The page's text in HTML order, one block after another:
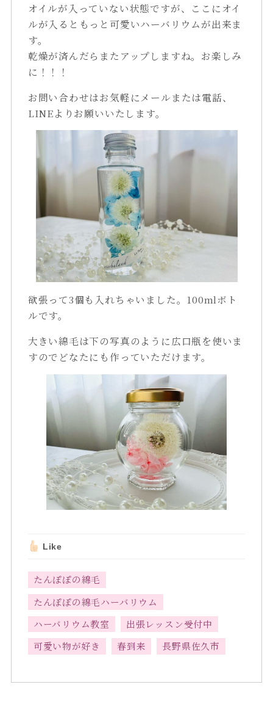
オイルが入っていない状態ですが、ここにオイ
ルが入るともっと可愛いハーバリウムが出来ま
す。
乾燥が済んだらまたアップしますね。お楽しみ
に！！！
お問い合わせはお気軽にメールまたは電話、
LINEよりお願いいたします。
欲張って3個も入れちゃいました。100mlボト
ルです。
大きい綿毛は下の写真のように広口瓶を使いま
すのでどなたにも作っていただけます。
Like
たんぽぽの綿毛
たんぽぽの綿毛ハーバリウム
ハーバリウム教室
出張レッスン受付中
可愛い物が好き
春到来 長野県佐久市